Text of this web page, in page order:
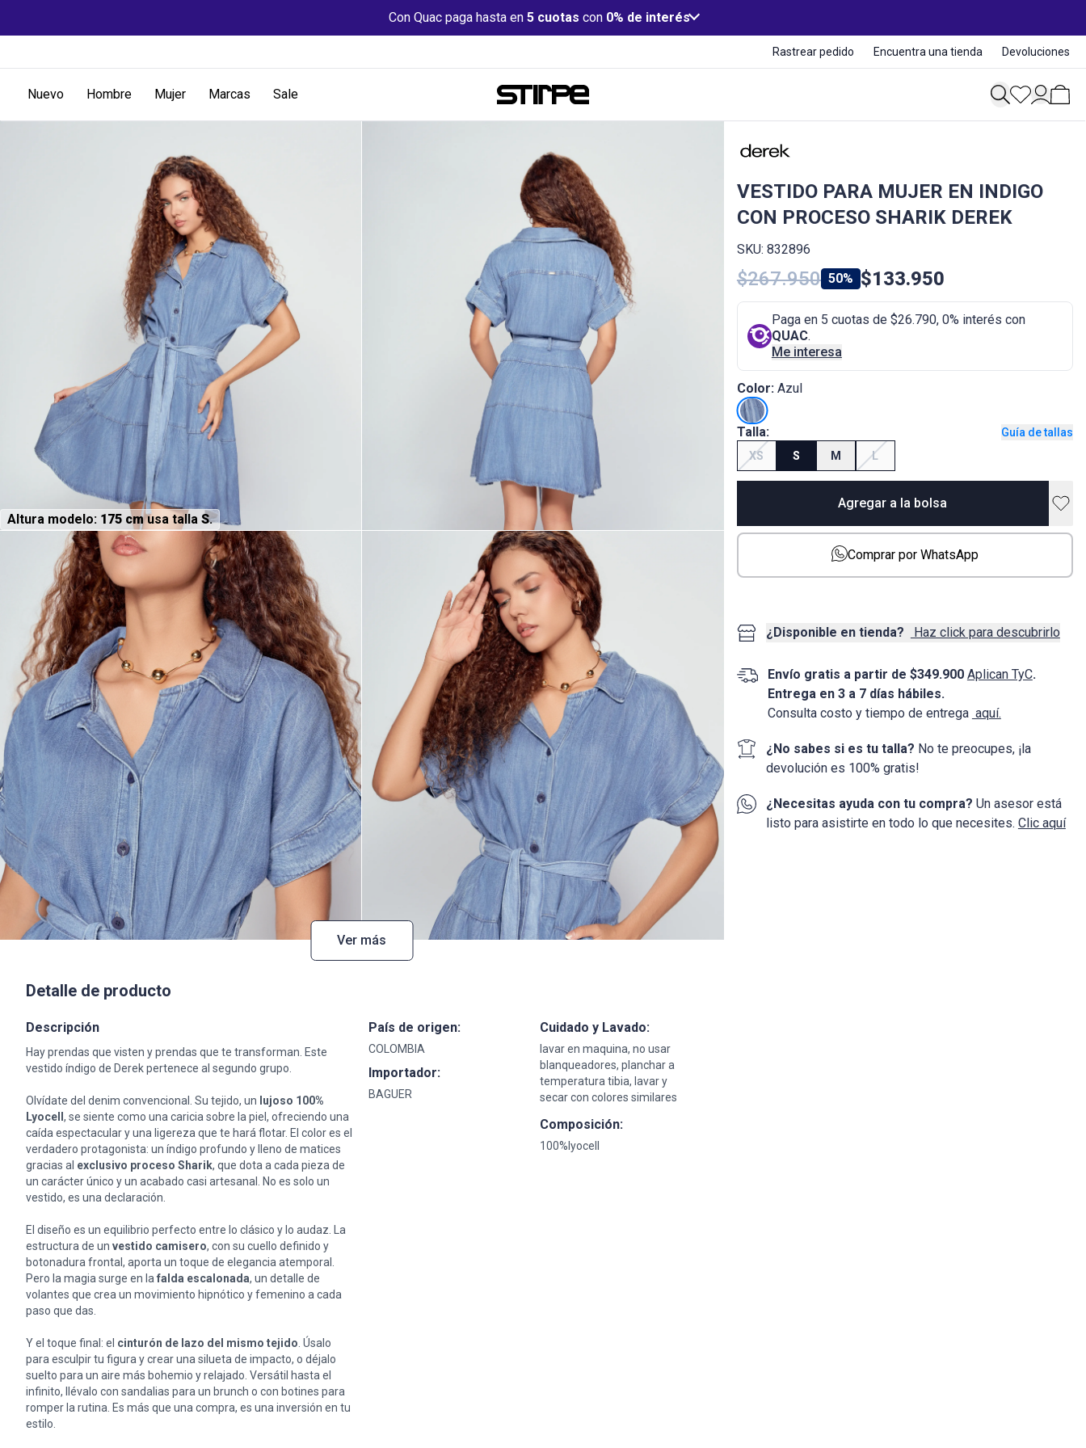
Con Quac paga hasta en 5 cuotas con 0% de interés
Rastrear pedido Encuentra una tienda Devoluciones
Nuevo Hombre Mujer Marcas Sale
Altura modelo: 175 cmusa talla S.
Ver más
Detalle de producto
Descripción
Hay prendas que visten y prendas que te transforman. Este
vestido índigo de Derek pertenece al segundo grupo.
Olvídate del denim convencional. Su tejido, un lujoso 100%
Lyocell , se siente como una caricia sobre la piel, ofreciendo una
caída espectacular y una ligereza que te hará flotar. El color es el
verdadero protagonista: un índigo profundo y lleno de matices
gracias al exclusivo proceso Sharik, que dota a cada pieza de
un carácter único y un acabado casi artesanal. No es solo un
vestido, es una declaración.
El diseño es un equilibrio perfecto entre lo clásico y lo audaz. La
estructura de un vestido camisero, con su cuello definido y
botonadura frontal, aporta un toque de elegancia atemporal.
Pero la magia surge en la falda escalonada, un detalle de
volantes que crea un movimiento hipnótico y femenino a cada
paso que das.
Y el toque final: el cinturón de lazo del mismo tejido . Úsalo
para esculpir tu figura y crear una silueta de impacto, o déjalo
suelto para un aire más bohemio y relajado. Versátil hasta el
infinito, llévalo con sandalias para un brunch o con botines para
romper la rutina. Es más que una compra, es una inversión en tu
estilo.
País de origen:
COLOMBIA
Importador:
BAGUER
Cuidado y Lavado:
lavar en maquina, no usar
blanqueadores, planchar a
temperatura tibia, lavar y
secar con colores similares
Composición:
100%lyocell
VESTIDO PARA MUJER EN INDIGO
CON PROCESO SHARIK DEREK
SKU: 832896
$267.950 50% $133.950
Paga en 5 cuotas de $26.790, 0% interés con
QUAC.
Me interesa
Color: Azul
Talla:
Guía de tallas
XS
S M L
Agregar a la bolsa
Comprar por WhatsApp
¿Disponible en tienda? Haz click para descubrirlo
Envío gratis a partir de $349.900 Aplican TyC.
Entrega en 3 a 7 días hábiles.
Consulta costo y tiempo de entrega aquí.
¿No sabes si es tu talla? No te preocupes, ¡la
devoluciónes 100% gratis!
¿Necesitas ayuda con tu compra? Un asesor está
listo para asistirte en todo lo que necesites. Clic aquí